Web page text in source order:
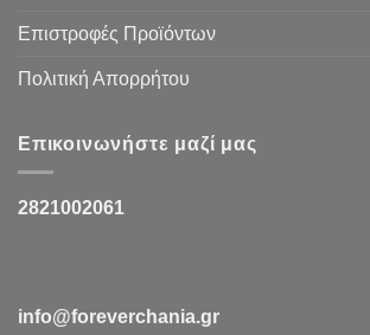
Επιστροφές Προϊόντων
Πολιτική Απορρήτου
Επικοινωνήστε μαζί μας
2821002061
info@foreverchania.gr